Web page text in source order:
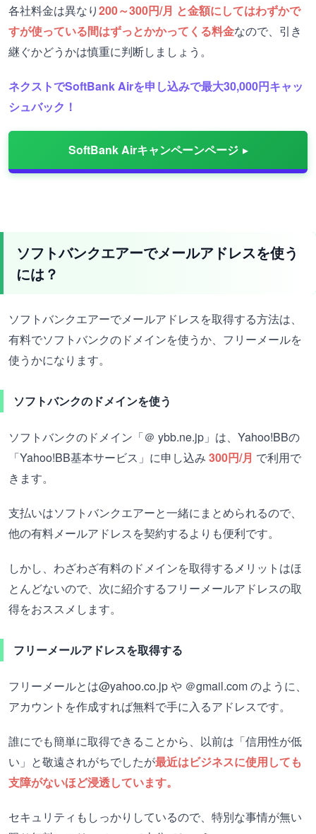
各社料金は異なり200～300円/月 と金額にしてはわずかで
すが使っている間はずっとかかってくる料金なので、引き
継ぐかどうかは慎重に判断しましょう。
ネクストでSoftBank Airを申し込みで最大30,000円キャッ
シュバック！
SoftBank Airキャンペーンページ
ソフトバンクエアーでメールアドレスを使う
には？
ソフトバンクエアーでメールアドレスを取得する方法は、
有料でソフトバンクのドメインを使うか、フリーメールを
使うかになります。
ソフトバンクのドメインを使う
ソフトバンクのドメイン「＠ ybb.ne.jp」は、Yahoo!BBの
「Yahoo!BB基本サービス」に申し込み 300円/月 で利用で
きます。
支払いはソフトバンクエアーと一緒にまとめられるので、
他の有料メールアドレスを契約するよりも便利です。
しかし、わざわざ有料のドメインを取得するメリットはほ
とんどないので、次に紹介するフリーメールアドレスの取
得をおススメします。
フリーメールアドレスを取得する
フリーメールとは@yahoo.co.jp や ＠gmail.com のように、
アカウントを作成すれば無料で手に入るアドレスです。
誰にでも簡単に取得できることから、以前は「信用性が低
い」と敬遠されがちでしたが最近はビジネスに使用しても
支障がないほど浸透しています。
セキュリティもしっかりしているので、特別な事情が無い